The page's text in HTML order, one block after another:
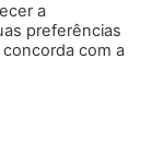
a
preferências
concorda com a